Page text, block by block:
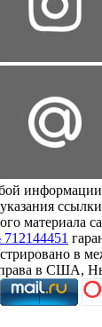
ссылки
материала
в
права в США,